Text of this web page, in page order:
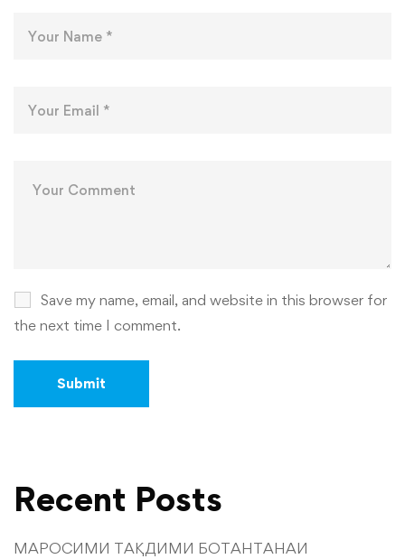
Save my name, email, and website in this browser for
the next time I comment.
Recent Posts
МАРОСИМИ ТАҚДИМИ БОТАНТАНАИ